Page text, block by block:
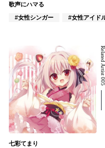
歌声にハマる
#女性シンガー
#女性アイド
Related Artist 005
七彩てまり